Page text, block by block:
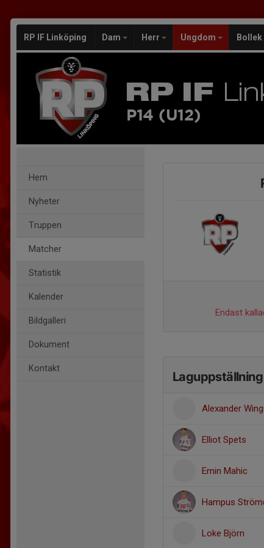
RP IF Linköping Dam Herr Ungdom Bollek
P14 (U12)
Hem
Nyheter
Truppen
Matcher
Statistik
Kalender
Bildgalleri
Dokument
Kontakt
Endast
Laguppställning
Alexander
Elliot Spets
Emin Mahic
Hampus
Loke Björn